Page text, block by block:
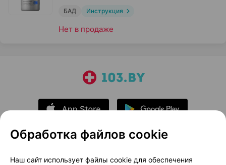
БАД Инструкция
Нет в продаже
О проекте
Новости проекта
Обработка файлов cookie
Наш сайт использует файлы cookie для обеспечения